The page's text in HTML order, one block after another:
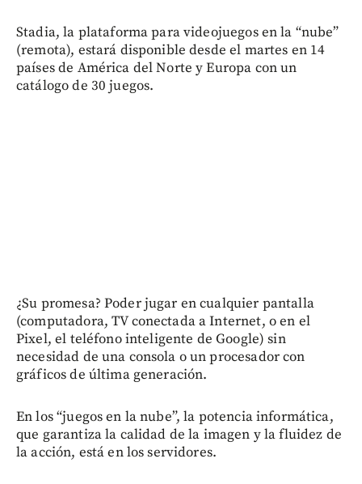
Stadia, la plataforma para videojuegos en la “nube”
(remota), estará disponible desde el martes en 14
países de América del Norte y Europa con un
catálogo de 30 juegos.
¿Su promesa? Poder jugar en cualquier pantalla
(computadora, TV conectada a Internet, o en el
Pixel, el teléfono inteligente de Google) sin
necesidad de una consola o un procesador con
gráficos de última generación.
En los “juegos en la nube”, la potencia informática,
que garantiza la calidad de la imagen y la fluidez de
la acción, está en los servidores.